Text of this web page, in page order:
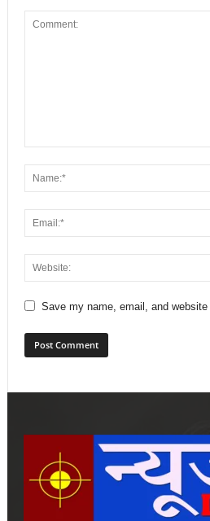
Save my name, email, and